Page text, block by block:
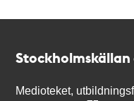
Stockholmskällan
Medioteket,